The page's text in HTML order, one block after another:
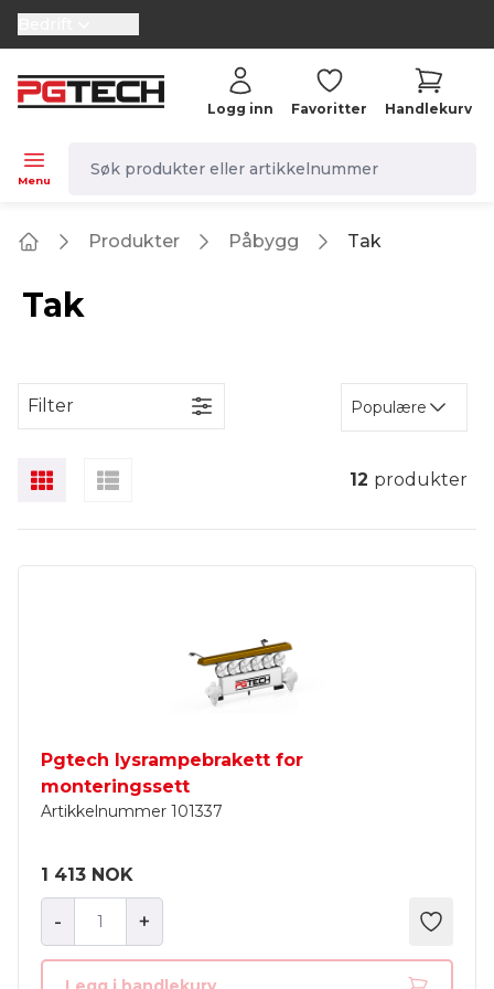
selector.vat
Menu
Logg inn Favoritter Handlekurv
Produkter Påbygg Tak
Tak
Filter Populære
12 produkter
Pgtech lysrampebrakett for
monteringssett
Artikkelnummer 101337
1 413 NOK
- +